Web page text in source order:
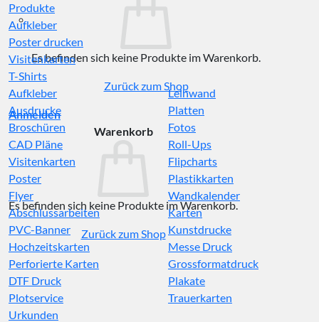
Es befinden sich keine Produkte im Warenkorb.
Zurück zum Shop
Anmelden
Warenkorb
Es befinden sich keine Produkte im Warenkorb.
Zurück zum Shop
Produkte
Aufkleber
Poster drucken
Visitenkarten
T-Shirts
Aufkleber
Ausdrucke
Broschüren
CAD Pläne
Visitenkarten
Poster
Flyer
Abschlussarbeiten
PVC-Banner
Hochzeitskarten
Perforierte Karten
DTF Druck
Plotservice
Leinwand
Platten
Fotos
Roll-Ups
Flipcharts
Plastikkarten
Wandkalender
Karten
Kunstdrucke
Messe Druck
Grossformatdruck
Plakate
Trauerkarten
Urkunden